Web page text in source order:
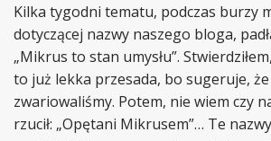
Kilka tygodni tematu, podczas burzy
dotyczącej nazwy naszego bloga,
„Mikrus to stan umysłu”.
to już lekka przesada, bo sugeruje, że
zwariowaliśmy. Potem, nie wiem czy
rzucił: „Opętani Mikrusem”… Te